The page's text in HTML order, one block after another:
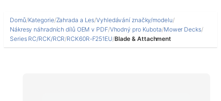
Domů/Kategorie/Zahrada a Les/Vyhledávání značky/modelu/
Nákresy náhradních dílů OEM v PDF/Vhodný pro Kubota/Mower Decks/
Series RC/RCK/RCR/RCK60R-F251EU/Blade & Attachment